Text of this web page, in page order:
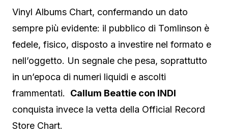
Vinyl Albums Chart, confermando un dato
sempre più evidente: il pubblico di Tomlinson è
fedele, fisico, disposto a investire nel formato e
nell’oggetto. Un segnale che pesa, soprattutto
in un’epoca di numeri liquidi e ascolti
frammentati. Callum Beattie con INDI
conquista invece la vetta della Official Record
Store Chart.